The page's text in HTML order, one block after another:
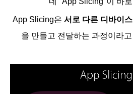
App Slicing은 서로 다른 디바이
을 만들고 전달하는 과정이라